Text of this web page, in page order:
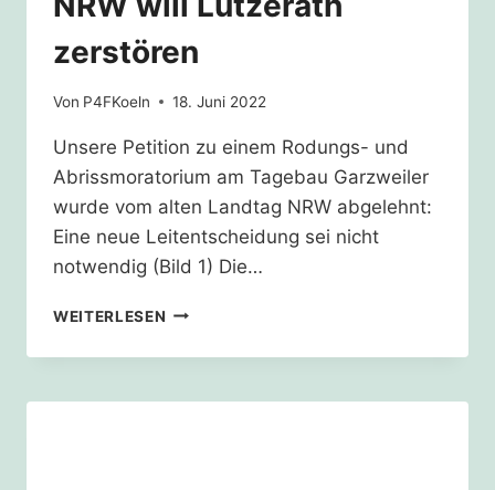
zerstören
Von P4FKoeln 18. Juni 2022
Unsere Petition zu einem Rodungs- und
Abrissmoratorium am Tagebau Garzweiler
wurde vom alten Landtag NRW abgelehnt:
Eine neue Leitentscheidung sei nicht
notwendig (Bild 1) Die…
WEITERLESEN NRW
LÜTZERATH